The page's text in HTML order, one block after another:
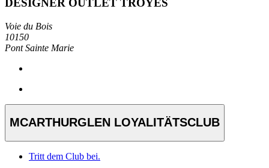
DESIGNER OUTLET TROYES
Voie du Bois
10150
Pont Sainte Marie
MCARTHURGLEN LOYALITÄTSCLUB
Tritt dem Club bei.